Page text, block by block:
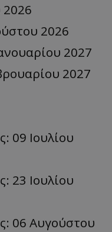
2026
2027
2027
09 Ιουλίου
23 Ιουλίου
06 Αυγούστου